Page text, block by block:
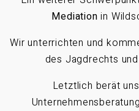
Mediation in
Wir unterrichten und
des Jagdrechts
Letztlich berät
Unternehmensberatung